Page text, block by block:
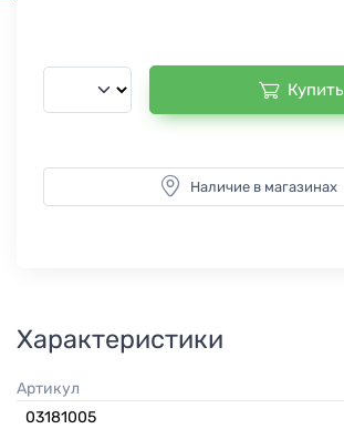
Купить
Наличие в магазинах
Характеристики
Артикул
03181005